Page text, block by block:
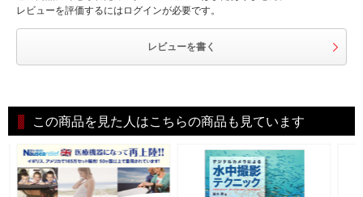
レビューを評価するにはログインが必要です。
レビューを書く
この商品を見た人はこちらの商品も見ています